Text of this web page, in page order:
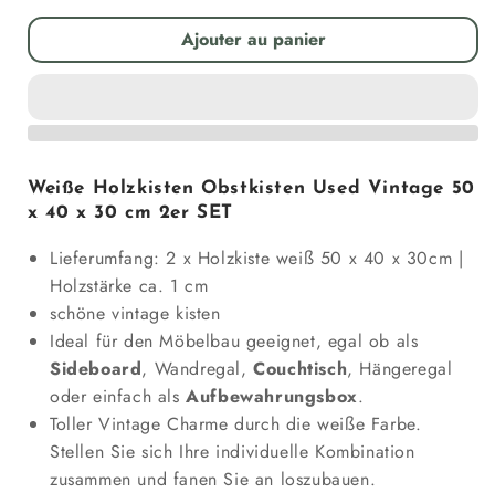
pour
Obstkisten
x
40
30
cm
2er
SET
quantité
pour
Obstkisten
x
40
30
cm
2er
SET
Ajouter au panier
Weiße Holzkisten Obstkisten Used Vintage 50
x 40 x 30 cm 2er SET
Lieferumfang: 2 x Holzkiste weiß 50 x 40 x 30cm |
Holzstärke ca. 1 cm
schöne vintage kisten
Ideal für den Möbelbau geeignet, egal ob als
Sideboard, Wandregal,Couchtisch, Hängeregal
oder einfach alsAufbewahrungsbox.
Toller Vintage Charme durch die weiße Farbe.
Stellen Sie sich Ihre individuelle Kombination
zusammen und fanen Sie an loszubauen.